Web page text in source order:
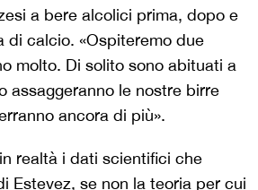
a bere alcolici prima, dopo e
di calcio. «Ospiteremo due
molto. Di solito sono abituati a
assaggeranno le nostre birre
ancora di più».
realtà i dati scientifici che
Estevez, se non la teoria per cui